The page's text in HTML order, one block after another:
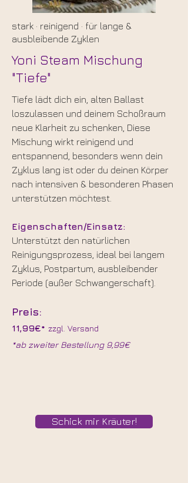
stark · reinigend · für lange &
ausbleibende Zyklen
Yoni Steam Mischung
"Tiefe"
​Tiefe lädt dich ein, alten Ballast
loszulassen und deinem Schoßraum
neue Klarheit zu schenken, Diese
Mischung wirkt reinigend und
entspannend, besonders wenn dein
Zyklus lang ist oder du deinen Körper
nach intensiven & besonderen Phasen
unterstützen möchtest.
Eigenschaften/Einsatz:
Unterstützt den natürlichen
Reinigungsprozess, ideal bei langem
Zyklus, Postpartum, ausbleibender
Periode (außer Schwangerschaft).
Preis:
11,99€* zzgl. Versand
*ab zweiter Bestellung 9,99€
Schick mir Kräuter!